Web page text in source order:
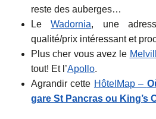
reste des auberges…
LeWadornia, une
qualité/prix intéressant et
Plus cher vous avez le
tout! Et l’Apollo.
Agrandir cette HôtelMap –
gare St Pancras ou King’s